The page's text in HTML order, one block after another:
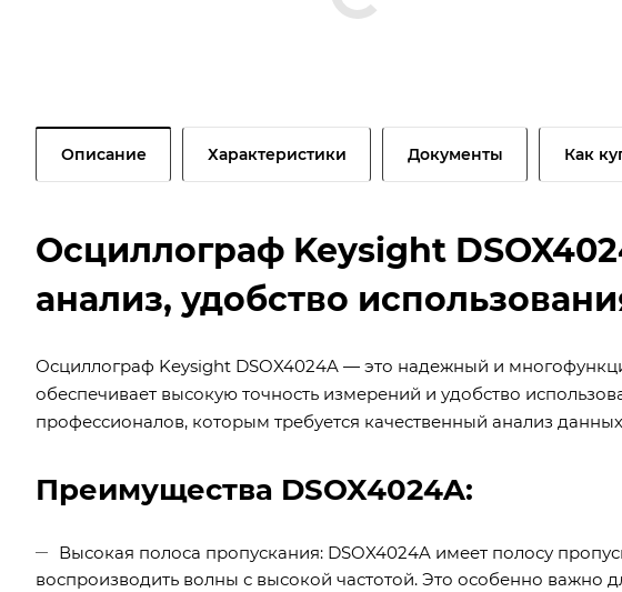
Описание Характеристики Документы Как
Осциллограф Keysight
анализ, удобство
Осциллограф Keysight DSOX4024A — это надежный и
обеспечивает высокую точность измерений и удобство
профессионалов, которым требуется качественный анализ
Преимущества DSOX4024A:
Высокая полоса пропускания: DSOX4024A имеет полосу
воспроизводить волны с высокой частотой. Это особенно важно